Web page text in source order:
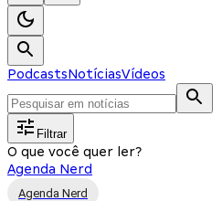
PodcastsNotíciasVídeos
Filtrar
O que você quer ler?
Agenda Nerd
Agenda Nerd